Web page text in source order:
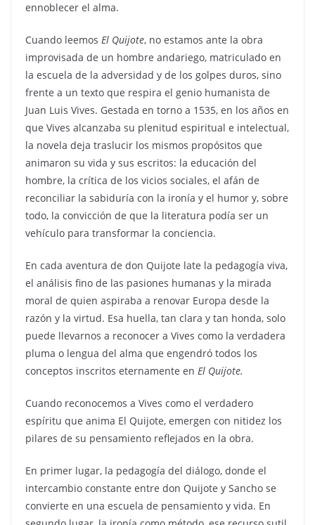
ennoblecer el alma.
Cuando leemos El Quijote, no estamos ante la obra
improvisada de un hombre andariego, matriculado en
la escuela de la adversidad y de los golpes duros, sino
frente a un texto que respira el genio humanista de
Juan Luis Vives. Gestada en torno a 1535, en los años en
que Vives alcanzaba su plenitud espiritual e intelectual,
la novela deja traslucir los mismos propósitos que
animaron su vida y sus escritos: la educación del
hombre, la crítica de los vicios sociales, el afán de
reconciliar la sabiduría con la ironía y el humor y, sobre
todo, la convicción de que la literatura podía ser un
vehículo para transformar la conciencia.
En cada aventura de don Quijote late la pedagogía viva,
el análisis fino de las pasiones humanas y la mirada
moral de quien aspiraba a renovar Europa desde la
razón y la virtud. Esa huella, tan clara y tan honda, solo
puede llevarnos a reconocer a Vives como la verdadera
pluma o lengua del alma que engendró todos los
conceptos inscritos eternamente en El Quijote.
Cuando reconocemos a Vives como el verdadero
espíritu que anima El Quijote, emergen con nitidez los
pilares de su pensamiento reflejados en la obra.
En primer lugar, la pedagogía del diálogo, donde el
intercambio constante entre don Quijote y Sancho se
convierte en una escuela de pensamiento y vida. En